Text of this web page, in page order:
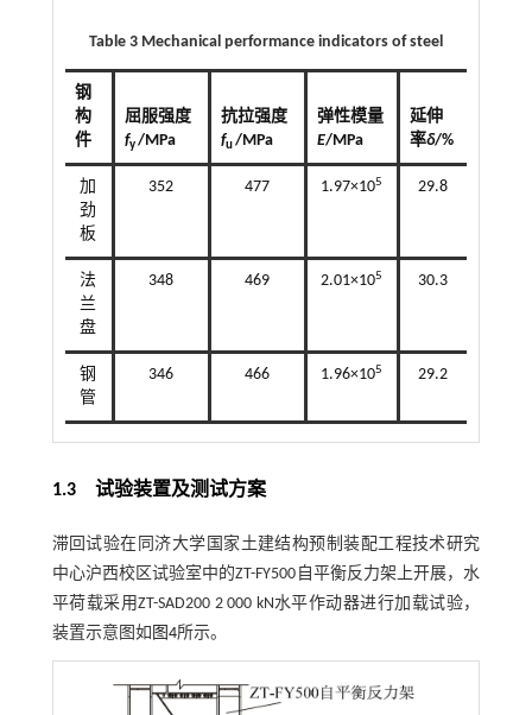
Table 3 Mechanical performance indicators of steel
钢
构
件
屈服强度
fy/MPa
抗拉强度
fu/MPa
弹性模量
E/MPa
延伸
率δ/%
加
劲
板
352 477 1.97×105 29.8
法
兰
盘
348 469 2.01×105 30.3
钢
管
346 466 1.96×105 29.2
1.3试验装置及测试方案
滞回试验在同济大学国家土建结构预制装配工程技术研究
中心沪西校区试验室中的ZT-FY500自平衡反力架上开展，水
平荷载采用ZT-SAD200 2 000 kN水平作动器进行加载试验，
装置示意图如 图4所示。